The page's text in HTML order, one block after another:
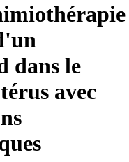
dans le
avec